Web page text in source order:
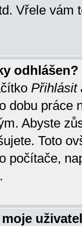
Vřele vám
odhlášen?
Přihlásit
dobu práce
Abyste
Toto
počítače,